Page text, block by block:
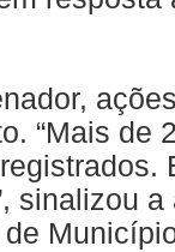
“Mais de
sinalizou